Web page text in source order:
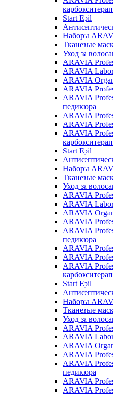
Start Epil
Наборы
Тканевые
Уход за
ARAVIA
ARAVIA
ARAVIA
ARAVIA
ARAVIA
педикюра
ARAVIA
ARAVIA
ARAVIA
Start Epil
Наборы
Тканевые
Уход за
ARAVIA
ARAVIA
ARAVIA
ARAVIA
ARAVIA
педикюра
ARAVIA
ARAVIA
ARAVIA
Start Epil
Наборы
Тканевые
Уход за
ARAVIA
ARAVIA
ARAVIA
ARAVIA
ARAVIA
педикюра
ARAVIA
ARAVIA